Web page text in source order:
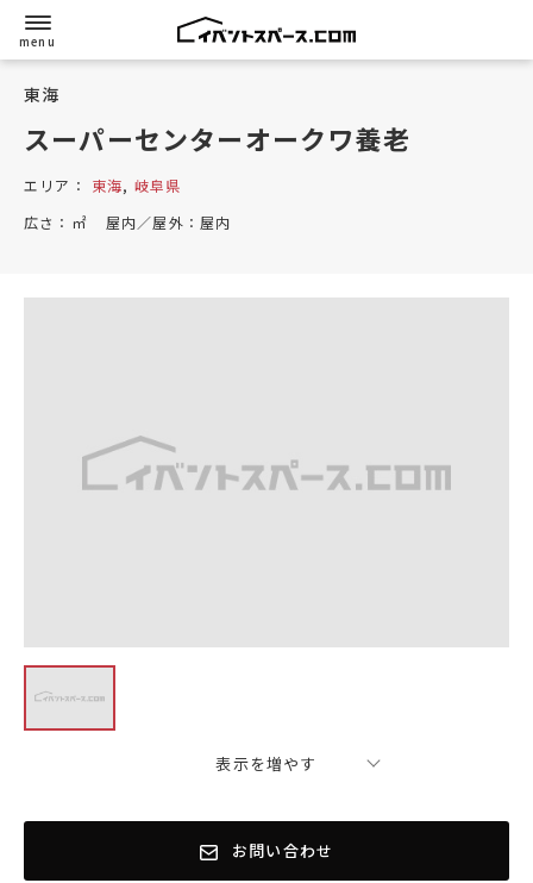
東海
スーパーセンターオークワ養老
エリア： 東海, 岐阜県
広さ： ㎡ 屋内／屋外： 屋内
表示を増やす
お問い合わせ